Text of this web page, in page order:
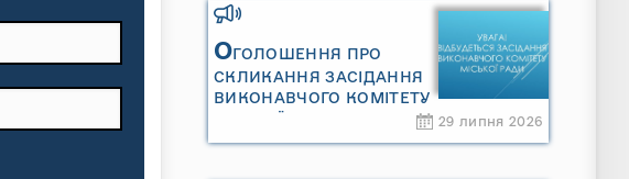
ОГОЛОШЕННЯ ПРО
СКЛИКАННЯ ЗАСІДАННЯ
ВИКОНАВЧОГО КОМІТЕТУ
МІСЬКОЇ РАДИ
29 липня 2026